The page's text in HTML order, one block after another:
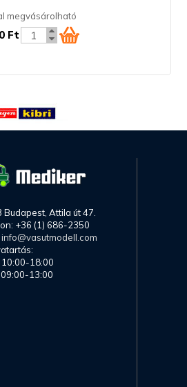
megvásárolható
Ft
Budapest, Attila út 47.
+36 (1) 686-2350
info@vasutmodell.com
18:00
13:00